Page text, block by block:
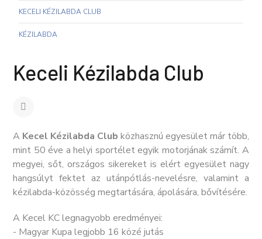
KECELI KÉZILABDA CLUB
KÉZILABDA
Keceli Kézilabda Club
A Kecel Kézilabda Club közhasznú egyesület már több,
mint 50 éve a helyi sportélet egyik motorjának számít. A
megyei, sőt, országos sikereket is elért egyesület nagy
hangsúlyt fektet az utánpótlás-nevelésre, valamint a
kézilabda-közösség megtartására, ápolására, bővítésére.
A Kecel KC legnagyobb eredményei:
- Magyar Kupa legjobb 16 közé jutás